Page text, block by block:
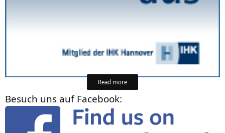
Read more
Besuch uns auf Facebook: